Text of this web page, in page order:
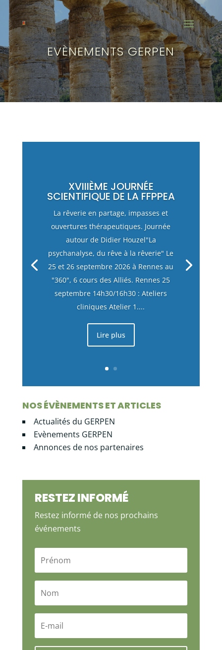
EVÈNEMENTS GERPEN
XVIIIÈME JOURNÉE
SCIENTIFIQUE DE LA FFPPEA
La rêverie en partage, impasses et
ouvertures thérapeutiques. Journée
autour de Didier Houzel"La
psychanalyse, du rêve à la rêverie" Le
25 et 26 septembre 2026 à Rennes au
"360", 6 cours des Alliés. Rennes 25
septembre 14h30/16h30 : Ateliers
cliniques Atelier 1....
Lire plus
NOS ÉVÈNEMENTS ET ARTICLES
Actualités du GERPEN
Evènements GERPEN
Annonces de nos partenaires
RESTEZ INFORMÉ
Restez informé de nos prochains
événements